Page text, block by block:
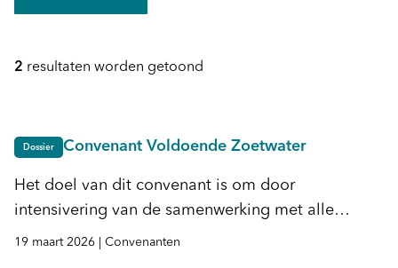
2 resultaten worden getoond
Dossier Convenant Voldoende Zoetwater
Het doel van dit convenant is om door
intensivering van de samenwerking met alle
Partijen toe te werken naar een duurzaam, robuust
19 maart 2026 Convenanten